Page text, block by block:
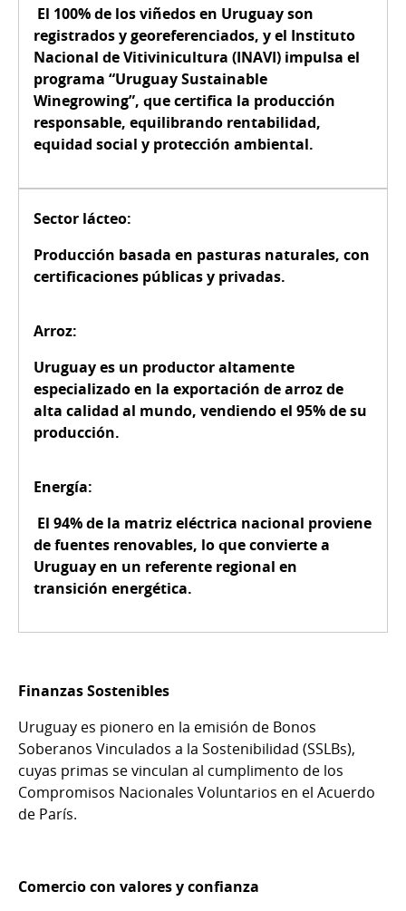
El 100% de los viñedos en Uruguay son
registrados y georeferenciados, y el Instituto
Nacional de Vitivinicultura (INAVI) impulsa el
programa “Uruguay Sustainable
Winegrowing”, que certifica la producción
responsable, equilibrando rentabilidad,
equidad social y protección ambiental.
Sector lácteo:
Producción basada en pasturas naturales, con
certificaciones públicas y privadas.
Arroz:
Uruguay es un productor altamente
especializado en la exportación de arroz de
alta calidad al mundo, vendiendo el 95% de su
producción.
Energía:
El 94% de la matriz eléctrica nacional proviene
de fuentes renovables, lo que convierte a
Uruguay en un referente regional en
transición energética.
Finanzas Sostenibles
Uruguay es pionero en la emisión de Bonos
Soberanos Vinculados a la Sostenibilidad (SSLBs),
cuyas primas se vinculan al cumplimento de los
Compromisos Nacionales Voluntarios en el Acuerdo
de París.
Comercio con valores y confianza